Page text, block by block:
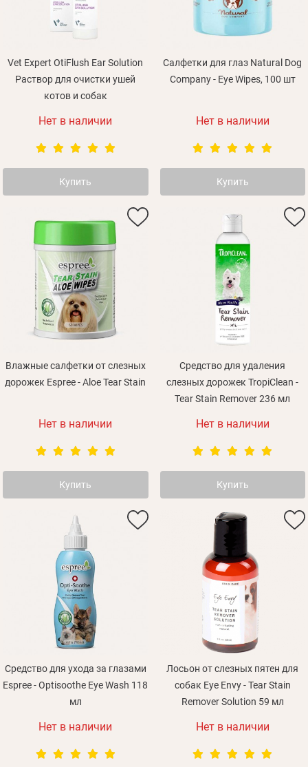
Vet Expert OtiFlush Ear Solution
Раствор для очистки ушей
котов и собак
Нет в наличии
Купить
Салфетки для глаз Natural Dog
Company - Eye Wipes, 100 шт
Нет в наличии
Купить
Влажные салфетки от слезных
дорожек Espree - Aloe Tear Stain
Нет в наличии
Купить
Средство для удаления
слезных дорожек TropiClean -
Tear Stain Remover 236 мл
Нет в наличии
Купить
Средство для ухода за глазами
Espree - Optisoothe Eye Wash 118
мл
Нет в наличии
Лосьон от слезных пятен для
собак Eye Envy - Tear Stain
Remover Solution 59 мл
Нет в наличии
Войти
Личные данные
Получать уведомления о новинках,скидках, акциях
Пароль
Зарегистрироваться
Вам на почту будет отправленно письмо с сылкой
для подтверждения регистрации.
Не пришло письмо?
Повторить отправку
Данные не подвязаны ни к одной учетной записи, или
ваша учетная запись не подтверждена